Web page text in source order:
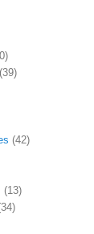
(39)
(42)
(13)